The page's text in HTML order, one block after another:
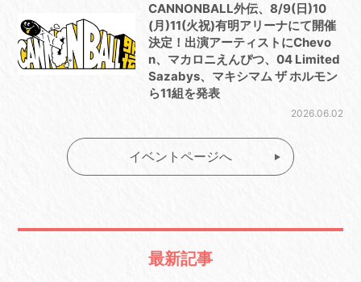
CANNONBALL外伝、8/9(⽇)10
(⽉)11(⽕祝)有明アリーナにて開催
決定！出演アーティストにChevo
n、マカロニえんぴつ、04 Limited
Sazabys、マキシマム ザ ホルモン
ら11組を発表
2026.06.02
イベントページへ
最新記事